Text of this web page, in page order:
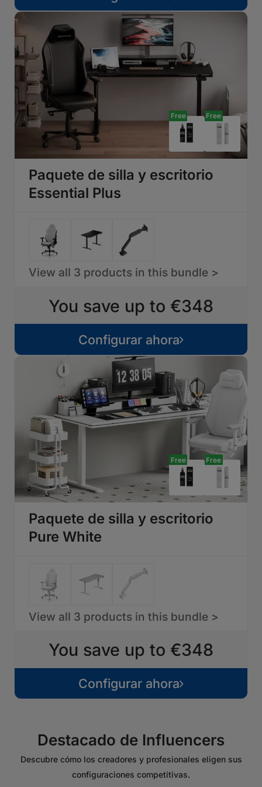
Free Free
Paquete de silla y escritorio
Essential Plus
View all 3 products in this bundle >
You save up to €348
Configurar ahora
Free Free
Paquete de silla y escritorio
Pure White
View all 3 products in this bundle >
You save up to €348
Configurar ahora
Destacado de Influencers
Descubre cómo los creadores y profesionales eligen sus
configuraciones competitivas.